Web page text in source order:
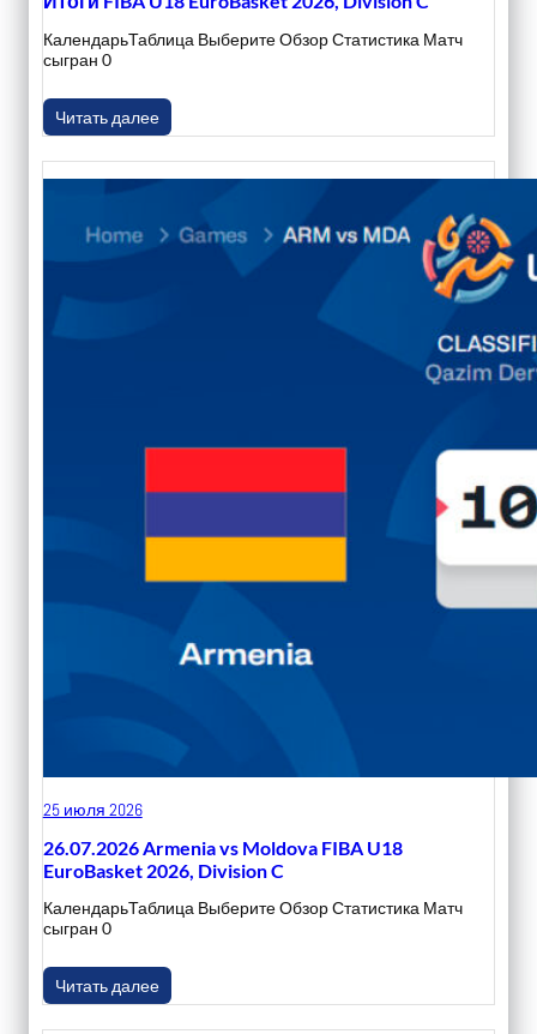
КалендарьТаблица Выберите Обзор Статистика Матч
сыгран 0
Читать далее
25 июля 2026
26.07.2026 Armenia vs Moldova FIBA U18
EuroBasket 2026, Division C
КалендарьТаблица Выберите Обзор Статистика Матч
сыгран 0
Читать далее